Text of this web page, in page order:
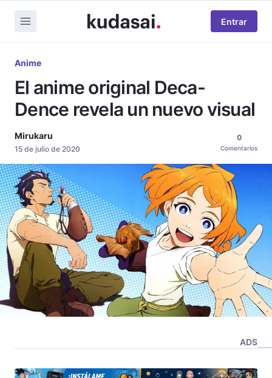
Entrar
Anime
El anime original Deca-
Dence revela un nuevo visual
Mirukaru
15 de julio de 2020
0
Comentarios
ADS